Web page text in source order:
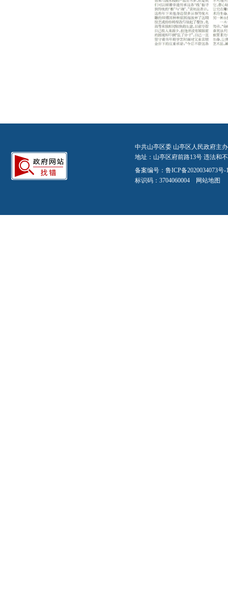
中共山亭区委 山亭区人民政府主
地址：山亭区府前路13号 违法和
备案编号： 鲁ICP备2020034073号-
标识码：3704060004 网站地图